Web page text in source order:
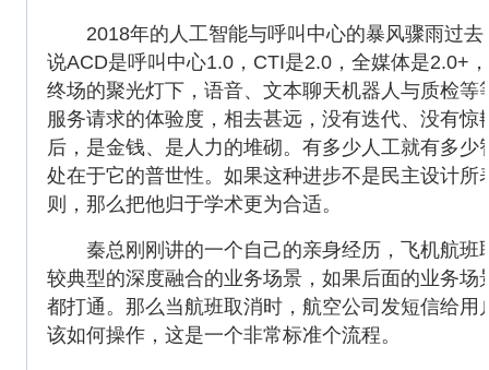
2018年的人工智能与呼叫中心的暴风骤雨过去
说ACD是呼叫中心1.0，CTI是2.0，全媒体是2.0+
终场的聚光灯下，语音、文本聊天机器人与质检
服务请求的体验度，相去甚远，没有迭代、没有
后，是金钱、是人力的堆砌。有多少人工就有多
处在于它的普世性。如果这种进步不是民主设计
则，那么把他归于学术更为合适。
秦总刚刚讲的一个自己的亲身经历，飞机航班
较典型的深度融合的业务场景，如果后面的业务
都打通。那么当航班取消时，航空公司发短信给
该如何操作，这是一个非常标准个流程。